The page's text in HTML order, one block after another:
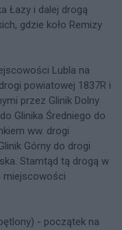
Łazy i dalej drogą
gdzie koło Remizy
Lubla na
powiatowej 1837R i
przez Glinik Dolny
Glinika Średniego do
ww. drogi
Górny do drogi
Stamtąd tą drogą w
miejscowości
- początek na